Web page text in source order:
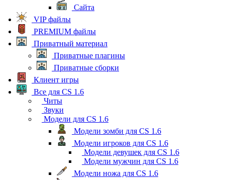
Сайта
VIP файлы
PREMIUM файлы
Приватный материал
Приватные плагины
Приватные сборки
Клиент игры
Все для CS 1.6
Читы
Звуки
Модели для CS 1.6
Модели зомби для CS 1.6
Модели игроков для CS 1.6
Модели девушек для CS 1.6
Модели мужчин для CS 1.6
Модели ножа для CS 1.6